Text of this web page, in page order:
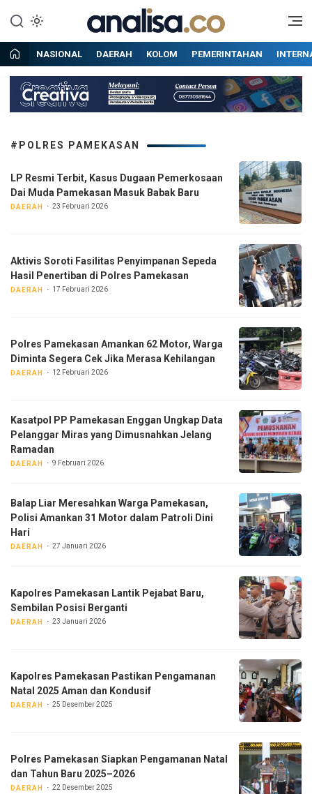
konten
Analisa
Situs berita online terpercaya
NASIONAL DAERAH KOLOM PEMERINTAHAN
#POLRES PAMEKASAN
LP Resmi Terbit, Kasus Dugaan Pemerkosaan
Dai Muda Pamekasan Masuk Babak Baru
DAERAH 23 Februari 2026
Aktivis Soroti Fasilitas Penyimpanan Sepeda
Hasil Penertiban di Polres Pamekasan
DAERAH 17 Februari 2026
Polres Pamekasan Amankan 62 Motor, Warga
Diminta Segera Cek Jika Merasa Kehilangan
DAERAH 12 Februari 2026
Kasatpol PP Pamekasan Enggan Ungkap Data
Pelanggar Miras yang Dimusnahkan Jelang
Ramadan
DAERAH 9 Februari 2026
Balap Liar Meresahkan Warga Pamekasan,
Polisi Amankan 31 Motor dalam Patroli Dini
Hari
DAERAH 27 Januari 2026
Kapolres Pamekasan Lantik Pejabat Baru,
Sembilan Posisi Berganti
DAERAH 23 Januari 2026
Kapolres Pamekasan Pastikan Pengamanan
Natal 2025 Aman dan Kondusif
DAERAH 25 Desember 2025
Polres Pamekasan Siapkan Pengamanan Natal
dan Tahun Baru 2025–2026
DAERAH 22 Desember 2025